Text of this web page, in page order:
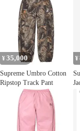
¥ 35,000
Supreme Umbro Cotton
Ripstop Track Pant
¥